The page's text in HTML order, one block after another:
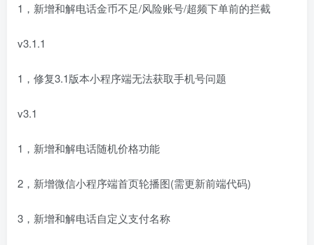
1，新增和解电话金币不足/风险账号/超频下单前的拦截
v3.1.1
1，修复3.1版本小程序端无法获取手机号问题
v3.1
1，新增和解电话随机价格功能
2，新增微信小程序端首页轮播图(需更新前端代码)
3，新增和解电话自定义支付名称